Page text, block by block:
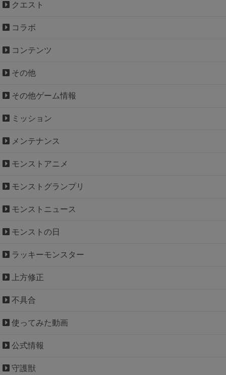
クエスト
コラボ
コンテンツ
その他
その他ゲーム情報
ミッション
メンテナンス
モンストアニメ
モンストグランプリ
モンストニュース
モンストの日
ラッキーモンスター
上方修正
不具合
使ってみた動画
公式情報
守護獣